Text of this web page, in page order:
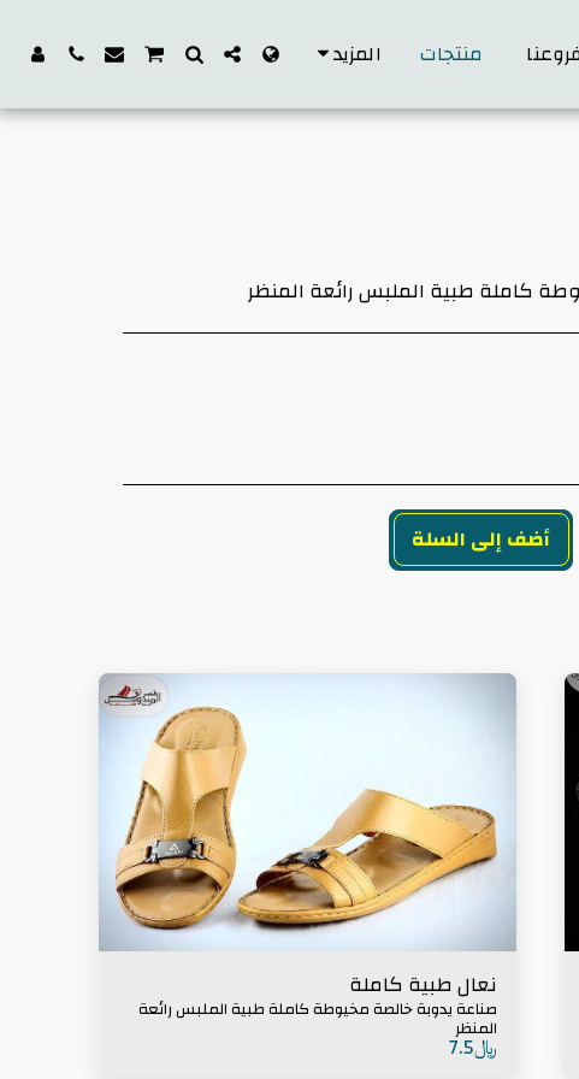
فروعنا منتجات المزيد
كاملة طبية الملبس رائعة المنظر
أضف إلى السلة
نعال طبية كاملة
صناعة يدوبة خالصة مخيوطة كاملة طبية الملبس رائعة
المنظر
﷼7.5